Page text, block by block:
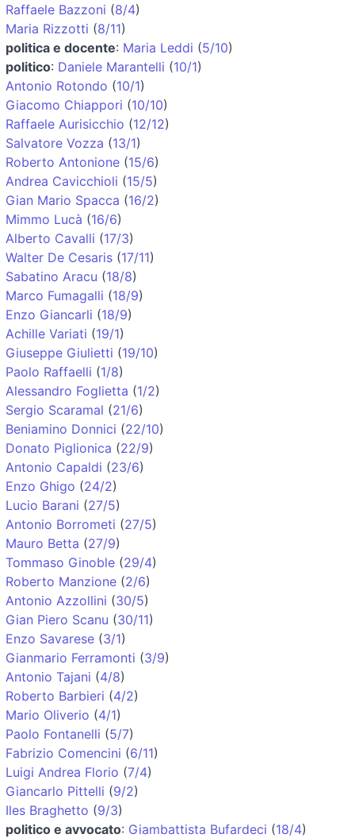
Raffaele Bazzoni (8/4)
Maria Rizzotti (8/11)
politica e docente: Maria Leddi (5/10)
politico: Daniele Marantelli (10/1)
Antonio Rotondo (10/1)
Giacomo Chiappori (10/10)
Raffaele Aurisicchio (12/12)
Salvatore Vozza (13/1)
Roberto Antonione (15/6)
Andrea Cavicchioli (15/5)
Gian Mario Spacca (16/2)
Mimmo Lucà (16/6)
Alberto Cavalli (17/3)
Walter De Cesaris (17/11)
Sabatino Aracu (18/8)
Marco Fumagalli (18/9)
Enzo Giancarli (18/9)
Achille Variati (19/1)
Giuseppe Giulietti (19/10)
Paolo Raffaelli (1/8)
Alessandro Foglietta (1/2)
Sergio Scaramal (21/6)
Beniamino Donnici (22/10)
Donato Piglionica (22/9)
Antonio Capaldi (23/6)
Enzo Ghigo (24/2)
Lucio Barani (27/5)
Antonio Borrometi (27/5)
Mauro Betta (27/9)
Tommaso Ginoble (29/4)
Roberto Manzione (2/6)
Antonio Azzollini (30/5)
Gian Piero Scanu (30/11)
Enzo Savarese (3/1)
Gianmario Ferramonti (3/9)
Antonio Tajani (4/8)
Roberto Barbieri (4/2)
Mario Oliverio (4/1)
Paolo Fontanelli (5/7)
Fabrizio Comencini (6/11)
Luigi Andrea Florio (7/4)
Giancarlo Pittelli (9/2)
Iles Braghetto (9/3)
politico e avvocato: Giambattista Bufardeci (18/4)